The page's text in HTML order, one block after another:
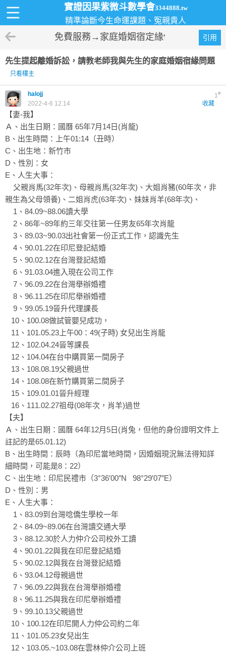
實證因果紫微斗數學會3344888.tw
精準論斷今生命運課題、冤親貴人
引用
免費服務→家庭婚姻宿定緣份衝突
先生提起離婚訴訟，請教老師我與先生的家庭婚姻宿緣問題
只看樓主
1#
halojj
收藏
2022-4-6 12:14
【妻-我】
Ａ、出生日期：國曆 65年7月14日(肖龍)
B、出生時間：上午01:14（丑時）
C、出生地：新竹市
D、性別：女
E、人生大事：
父親肖馬(32年次)、母親肖馬(32年次)、大姐肖豬(60年次，非
親生為父母領養)、二姐肖虎(63年次)、妹妹肖羊(68年次)、
1、84.09~88.06讀大學
2、86年~89年約三年交往第一任男友65年次肖龍
3、89.03~90.03出社會第一份正式工作，認識先生
4、90.01.22在印尼登記結婚
5、90.02.12在台灣登記結婚
6、91.03.04進入現在公司工作
7、96.09.22在台灣舉辦婚禮
8、96.11.25在印尼舉辦婚禮
9、99.05.19晉升代理課長
10、100.08做試管嬰兒成功，
11、101.05.23上午00：49(子時) 女兒出生肖龍
12、102.04.24晉等課長
12、104.04在台中購買第一間房子
13、108.08.19父親過世
14、108.08在新竹購買第二間房子
15、109.01.01晉升經理
16、111.02.27祖母(08年次，肖羊)過世
【夫】
Ａ、出生日期：國曆 64年12月5日(肖兔，但他的身份證明文件上
註記的是65.01.12)
B、出生時間：辰時（為印尼當地時間，因婚姻現況無法得知詳
細時間，可能是8：22）
C、出生地：印尼民禮市（3°36′00″N 98°29′07″E）
D、性別：男
E、人生大事：
1、83.09到台灣唸僑生學校一年
2、84.09~89.06在台灣讀交通大學
3、88.12.30於人力仲介公司校外工讀
4、90.01.22與我在印尼登記結婚
5、90.02.12與我在台灣登記結婚
6、93.04.12母親過世
7、96.09.22與我在台灣舉辦婚禮
8、96.11.25與我在印尼舉辦婚禮
9、99.10.13父親過世
10、100.12在印尼開人力仲公司約二年
11、101.05.23女兒出生
12、103.05.~103.08在雲林仲介公司上班